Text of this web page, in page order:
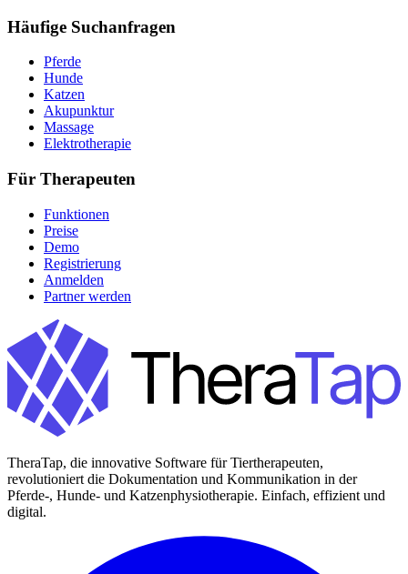
Häufige Suchanfragen
Pferde
Hunde
Katzen
Akupunktur
Massage
Elektrotherapie
Für Therapeuten
Funktionen
Preise
Demo
Registrierung
Anmelden
Partner werden
TheraTap, die innovative Software für Tiertherapeuten,
revolutioniert die Dokumentation und Kommunikation in der
Pferde-, Hunde- und Katzenphysiotherapie. Einfach, effizient und
digital.